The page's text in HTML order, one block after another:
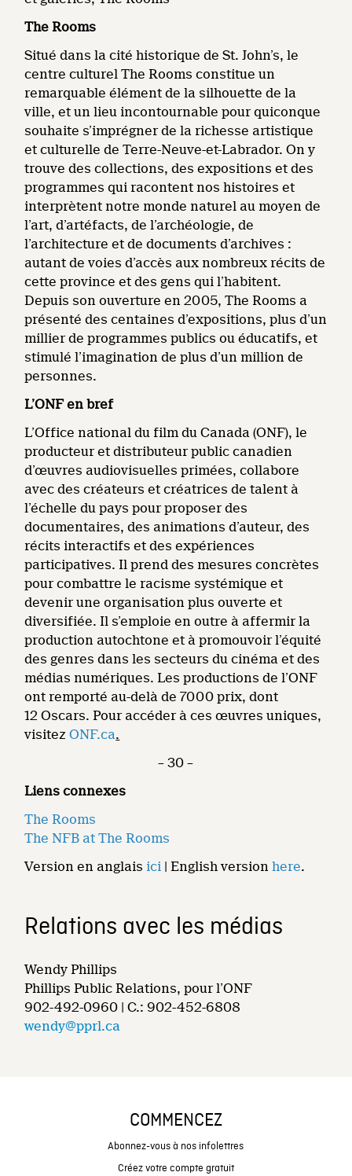
The Rooms
Situé dans la cité historique de St. John’s, le
centre culturel The Rooms constitue un
remarquable élément de la silhouette de la
ville, et un lieu incontournable pour quiconque
souhaite s’imprégner de la richesse artistique
et culturelle de Terre-Neuve-et-Labrador. On y
trouve des collections, des expositions et des
programmes qui racontent nos histoires et
interprètent notre monde naturel au moyen de
l’art, d’artéfacts, de l’archéologie, de
l’architecture et de documents d’archives :
autant de voies d’accès aux nombreux récits de
cette province et des gens qui l’habitent.
Depuis son ouverture en 2005, The Rooms a
présenté des centaines d’expositions, plus d’un
millier de programmes publics ou éducatifs, et
stimulé l’imagination de plus d’un million de
personnes.
L’ONF en bref
L’Office national du film du Canada (ONF), le
producteur et distributeur public canadien
d’œuvres audiovisuelles primées, collabore
avec des créateurs et créatrices de talent à
l’échelle du pays pour proposer des
documentaires, des animations d’auteur, des
récits interactifs et des expériences
participatives. Il prend des mesures concrètes
pour combattre le racisme systémique et
devenir une organisation plus ouverte et
diversifiée. Il s’emploie en outre à affermir la
production autochtone et à promouvoir l’équité
des genres dans les secteurs du cinéma et des
médias numériques. Les productions de l’ONF
ont remporté au-delà de 7000 prix, dont
12 Oscars. Pour accéder à ces œuvres uniques,
visitezONF.ca.
– 30 –
Liens connexes
The Rooms
The NFB at The Rooms
Version en anglais ici | English versionhere.
Relations avec les médias
Wendy Phillips
Phillips Public Relations, pour l’ONF
902-492-0960 | C.: 902-452-6808
wendy@pprl.ca
COMMENCEZ
Abonnez-vous à nos infolettres
Créez votre compte gratuit